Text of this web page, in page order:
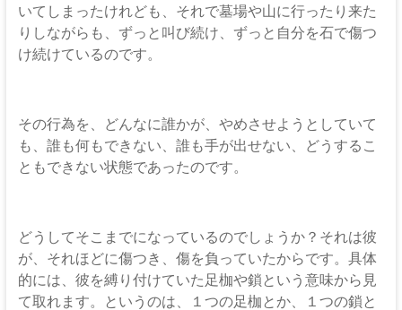
いてしまったけれども、それで墓場や山に行ったり来た
りしながらも、ずっと叫び続け、ずっと自分を石で傷つ
け続けているのです。
その行為を、どんなに誰かが、やめさせようとしていて
も、誰も何もできない、誰も手が出せない、どうするこ
ともできない状態であったのです。
どうしてそこまでになっているのでしょうか？それは彼
が、それほどに傷つき、傷を負っていたからです。具体
的には、彼を縛り付けていた足枷や鎖という意味から見
て取れます。というのは、１つの足枷とか、１つの鎖と